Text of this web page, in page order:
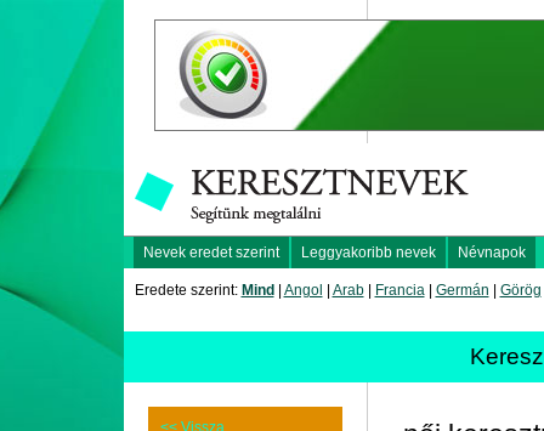
Nevek eredet szerint Leggyakoribb nevek Névnapok
Eredete szerint: Mind Angol Arab| Francia| Germán Görög
<< Vissza